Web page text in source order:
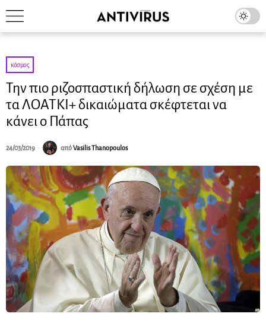
κόσμος
Την πιο ριζοσπαστική δήλωση σε σχέση με
τα ΛΟΑΤΚΙ+ δικαιώματα σκέφτεται να
κάνει ο Πάπας
24/03/2019 απόVasilis Thanopoulos